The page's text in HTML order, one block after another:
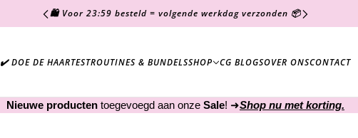
🛍️ Voor 23:59 besteld = volgende werkdag verzonden 📦
✔️ DOE DE HAARTESTROUTINES & BUNDELSSHOP CG BLOGSOVER ONSCONTACT
Nieuwe producten toegevoegd aan onze Sale! ➜Shop nu met korting.